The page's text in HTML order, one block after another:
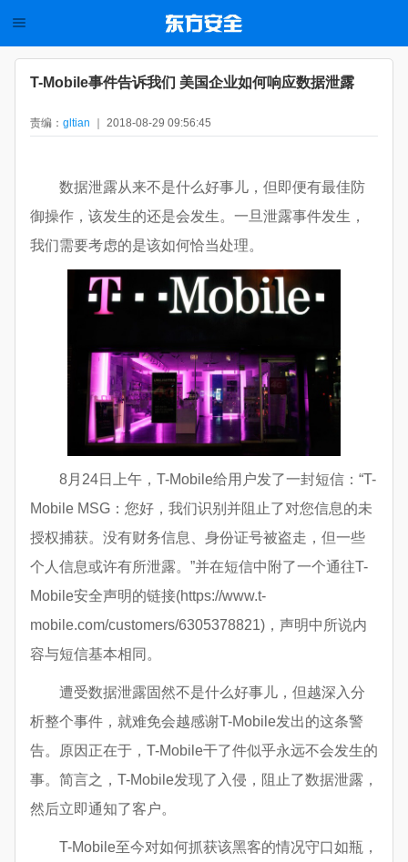
T-Mobile事件告诉我们 美国企业如何响应数据泄露
责编： gltian ｜ 2018-08-29 09:56:45
数据泄露从来不是什么好事儿，但即便有最佳防
御操作，该发生的还是会发生。一旦泄露事件发生，
我们需要考虑的是该如何恰当处理。
8月24日上午，T-Mobile给用户发了一封短信：“T-
Mobile MSG：您好，我们识别并阻止了对您信息的未
授权捕获。没有财务信息、身份证号被盗走，但一些
个人信息或许有所泄露。”并在短信中附了一个通往T-
Mobile安全声明的链接(https://www.t-
mobile.com/customers/6305378821)，声明中所说内
容与短信基本相同。
遭受数据泄露固然不是什么好事儿，但越深入分
析整个事件，就难免会越感谢T-Mobile发出的这条警
告。原因正在于，T-Mobile干了件似乎永远不会发生的
事。简言之，T-Mobile发现了入侵，阻止了数据泄露，
然后立即通知了客户。
T-Mobile至今对如何抓获该黑客的情况守口如瓶，